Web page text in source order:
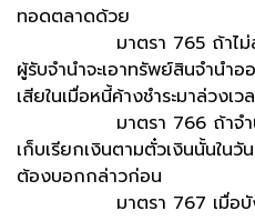
ทอดตลาดด้วย
มาตรา 765 ถ้าไม่สาม
ผู้รับจำนำจะเอาทรัพย์สินจำนำ
เสียในเมื่อหนี้ค้างชำระมาล่วงเ
มาตรา 766 ถ้าจำนำตั๋
เก็บเรียกเงินตามตั๋วเงินนั้นใน
ต้องบอกกล่าวก่อน
มาตรา 767 เมื่อบังคับ